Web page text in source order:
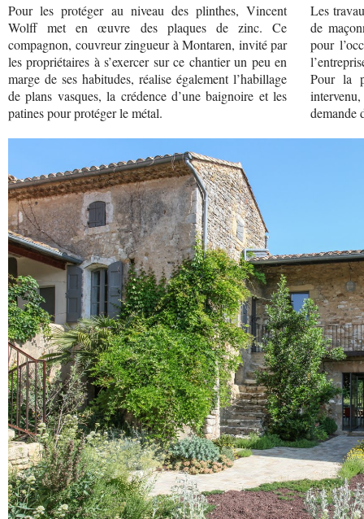
Pour les protéger au niveau des plinthes, Vincent
Wolff met en œuvre des plaques de zinc. Ce
compagnon, couvreur zingueur à Montaren, invité par
les propriétaires à s’exercer sur ce chantier un peu en
marge de ses habitudes, réalise également l’habillage
de plans vasques, la crédence d’une baignoire et les
patines pour protéger le métal.
Les
de
pour
Pour la
demande